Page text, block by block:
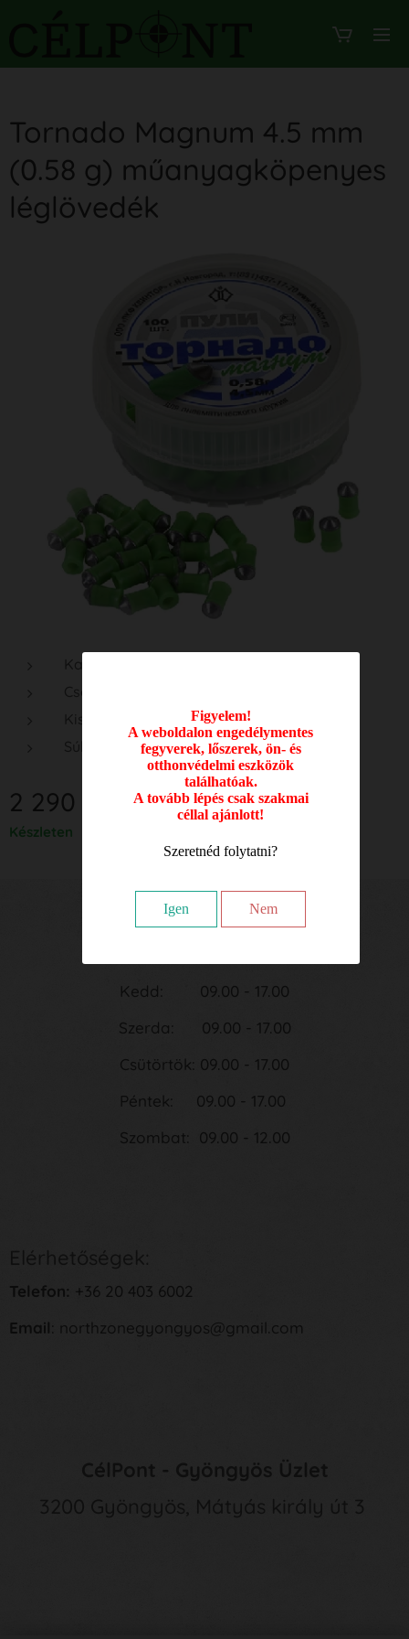
Figyelem!
A weboldalon engedélymentes
fegyverek, lőszerek, ön- és
otthonvédelmi eszközök
találhatóak.
A tovább lépés csak szakmai
céllal ajánlott!
Szeretnéd folytatni?
Igen Nem
Tornado Magnum 4.5 mm
(0.58 g) műanyagköpenyes
léglövedék
Súly : 0.58 g
2 290
Készleten
Nyitvatartási idő:
Kedd: 09.00 - 17.00
Szerda: 09.00 - 17.00
Csütörtök: 09.00 - 17.00
Péntek: 09.00 - 17.00
Szombat: 09.00 - 12.00
Elérhetőségek:
Telefon: +36 20 403 6002
Email : northzonegyongyos@gmail.com
CélPont - Gyöngyös Üzlet
3200 Gyöngyös, Mátyás király út 3